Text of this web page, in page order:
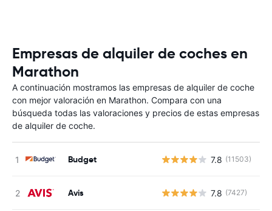
Empresas de alquiler de coches en
Marathon
A continuación mostramos las empresas de alquiler de coche
con mejor valoración en Marathon. Compara con una
búsqueda todas las valoraciones y precios de estas empresas
de alquiler de coche.
Budget 7.8 (11503)
Avis 7.8 (7427)